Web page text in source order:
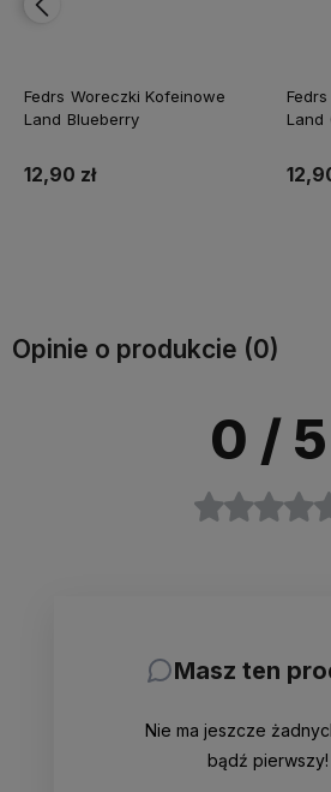
Fedrs Woreczki Kofeinowe
Land Blueberry
12,90 zł
Land
Opinie o produkcie (0)
0 / 5
Masz ten
Nie ma jeszcze
bądź pierwszy!